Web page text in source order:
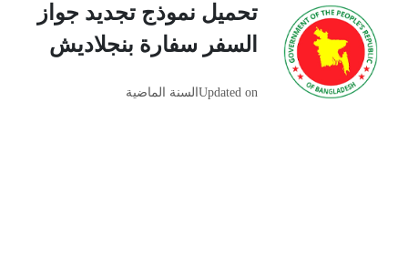
تحميل نموذج تجديد جواز
السفر سفارة بنجلاديش
Updated on السنة الماضية